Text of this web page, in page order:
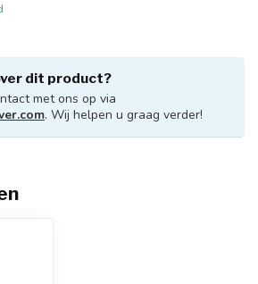
dit product?
met ons op via
. Wij helpen u graag verder!